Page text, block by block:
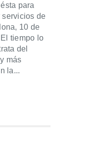
para
servicios de
10 de
tiempo lo
del
más
la...